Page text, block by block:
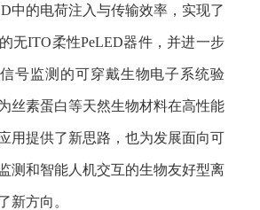
中的电荷注入与传输效率，实现了
无ITO柔性PeLED器件，并进一步
信号监测的可穿戴生物电子系统验
丝素蛋白等天然生物材料在高性能
用提供了新思路，也为发展面向可
测和智能人机交互的生物友好型离
新方向。